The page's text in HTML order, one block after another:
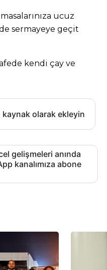
ucuz
sermayeye geçit
kendi çay ve
olarak ekleyin
gelişmeleri anında
kanalımıza abone